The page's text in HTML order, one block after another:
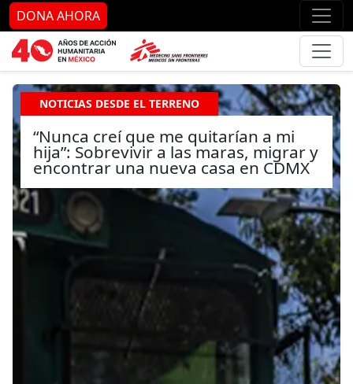
Ir al contenido principal Ir
DONA AHORA
NOTICIAS DESDE EL TERRENO
“Nunca creí que me quitarían a mi
hija”: Sobrevivir a las maras, migrar y
encontrar una nueva casa en CDMX